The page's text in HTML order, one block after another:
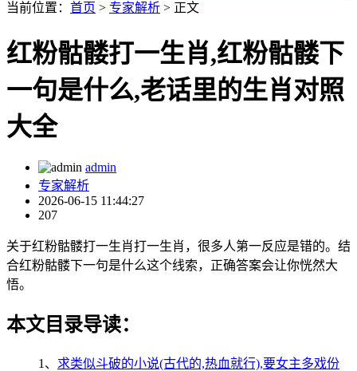
当前位置： 首页 > 专家解析 > 正文
红粉骷髅打一生肖,红粉骷髅下
一句是什么,老话里的生肖对照
大全
admin
专家解析
2026-06-15 11:44:27
207
关于红粉骷髅打一生肖打一生肖，很多人第一反应是错的。结
合红粉骷髅下一句是什么这个线索，正确答案会让你恍然大
悟。
本文目录导读：
1、 求类似斗破的小说(古代的,热血就行),要女主多戏份